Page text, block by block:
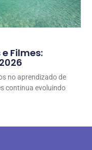
Filmes:
no aprendizado de
continua evoluindo